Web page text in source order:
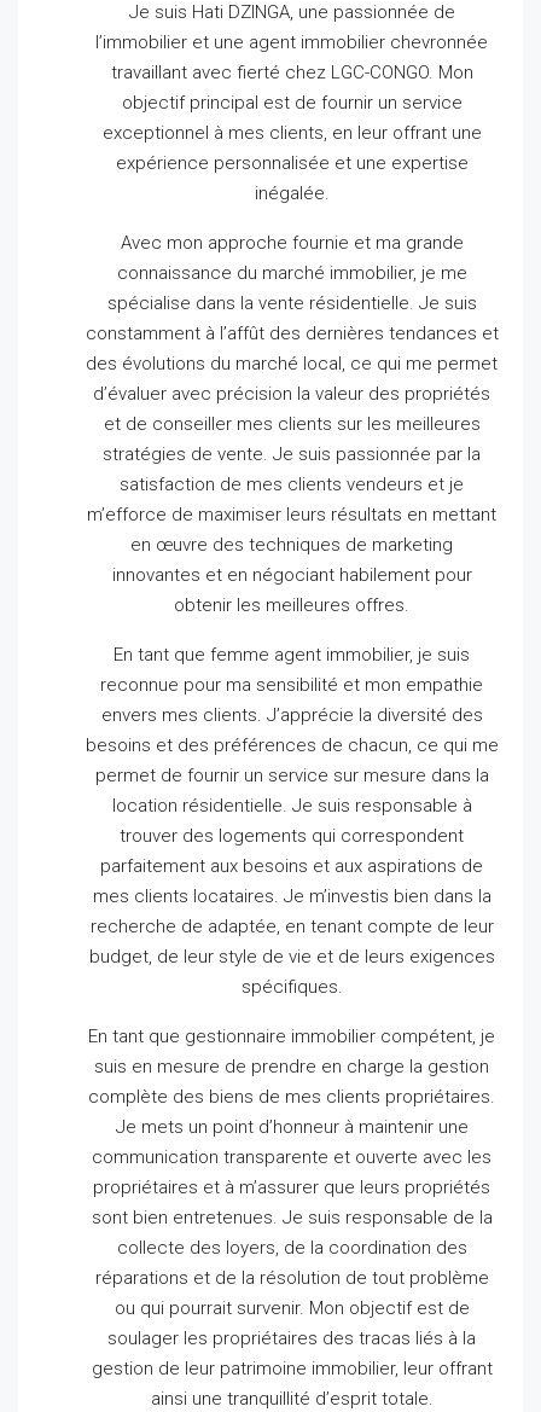
Je suis Hati DZINGA, une passionnée de
l’immobilier et une agent immobilier chevronnée
travaillant avec fierté chez LGC-CONGO. Mon
objectif principal est de fournir un service
exceptionnel à mes clients, en leur offrant une
expérience personnalisée et une expertise
inégalée.
Avec mon approche fournie et ma grande
connaissance du marché immobilier, je me
spécialise dans la vente résidentielle. Je suis
constamment à l’affût des dernières tendances et
des évolutions du marché local, ce qui me permet
d’évaluer avec précision la valeur des propriétés
et de conseiller mes clients sur les meilleures
stratégies de vente.Je suis passionnée par la
satisfaction de mes clients vendeurs et je
m’efforce de maximiser leurs résultats en mettant
en œuvre des techniques de marketing
innovantes et en négociant habilement pour
obtenir les meilleures offres.
En tant que femme agent immobilier, je suis
reconnue pour ma sensibilité et mon empathie
envers mes clients. J’apprécie la diversité des
besoins et des préférences de chacun, ce qui me
permet de fournir un service sur mesure dans la
location résidentielle. Je suis responsable à
trouver des logements qui correspondent
parfaitement aux besoins et aux aspirations de
mes clients locataires. Je m’investis bien dans la
recherche de adaptée, en tenant compte de leur
budget, de leur style de vie et de leurs exigences
spécifiques.
En tant que gestionnaire immobilier compétent, je
suis en mesure de prendre en charge la gestion
complète des biens de mes clients propriétaires.
Je mets un point d’honneur à maintenir une
communication transparente et ouverte avec les
propriétaires et à m’assurer que leurs propriétés
sont bien entretenues. Je suis responsable de la
collecte des loyers, de la coordination des
réparations et de la résolution de tout problème
ou qui pourrait survenir. Mon objectif est de
soulager les propriétaires des tracas liés à la
gestion de leur patrimoine immobilier, leur offrant
ainsi une tranquillité d’esprit totale.